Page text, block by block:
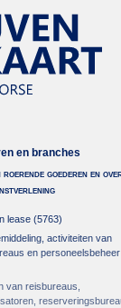
en branches
goederen en
lease (5763)
activiteiten van
en personeelsbeheer
van reisbureaus,